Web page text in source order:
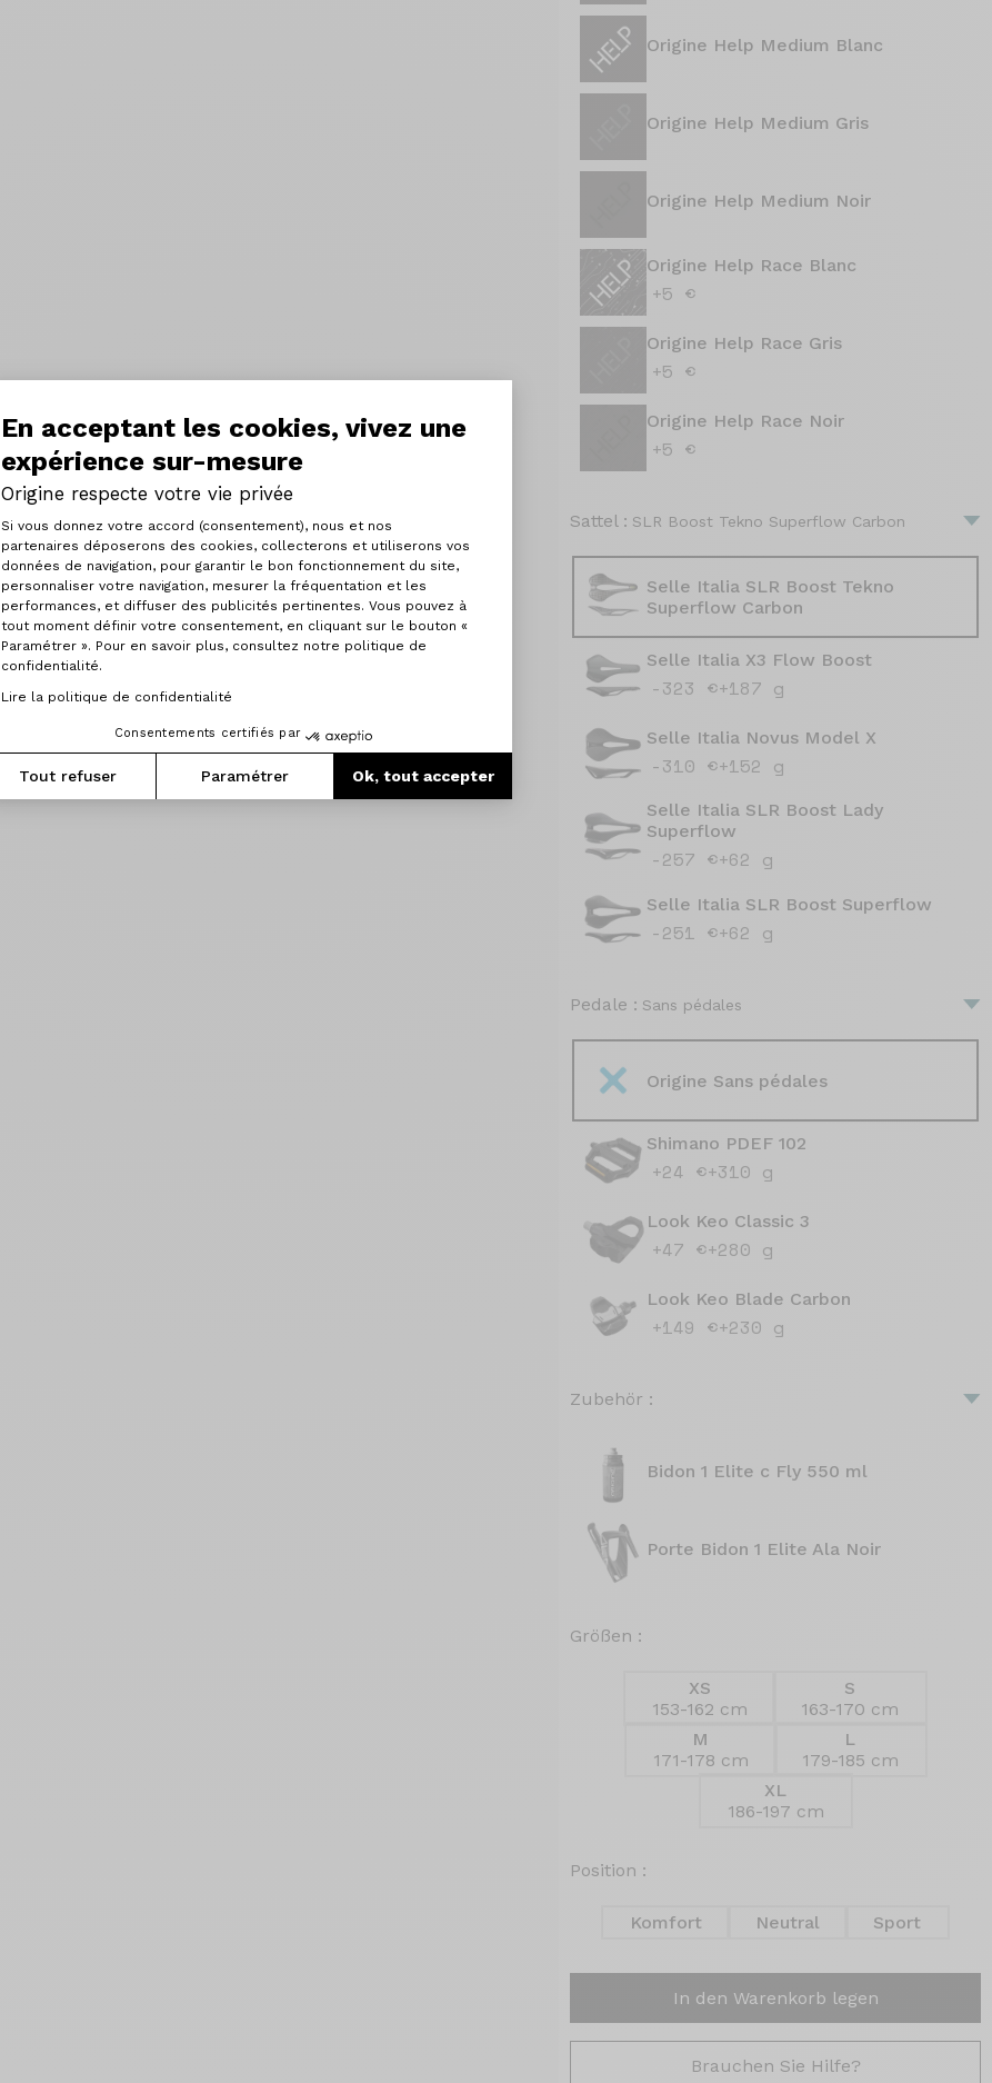
En acceptant les cookies, vivez une
expérience sur-mesure
Origine respecte votre vie privée
Plateforme de Gestion du Consentement : Personnalisez vos Options
Si vous donnez votre accord (consentement), nous et nos
partenaires déposerons des cookies, collecterons et utiliserons vos
données de navigation, pour garantir le bon fonctionnement du site,
personnaliser votre navigation, mesurer la fréquentation et les
performances, et diffuser des publicités pertinentes. Vous pouvez à
tout moment définir votre consentement, en cliquant sur le bouton «
Paramétrer ». Pour en savoir plus, consultez notre politique de
confidentialité.
Lire la politique de confidentialité
Consentements certifiés par
Tout refuser Paramétrer Ok, tout accepter
Axeptio consent
Origine Help Medium Blanc
Origine Help Medium Gris
Origine Help Medium Noir
Origine Help Race Blanc
+5 €
Origine Help Race Gris
+5 €
Origine Help Race Noir
+5 €
Sattel : SLR Boost Tekno Superflow Carbon
Selle Italia SLR Boost Tekno
Superflow Carbon
Selle Italia X3 Flow Boost
-323 €+187 g
Selle Italia Novus Model X
-310 €+152 g
Selle Italia SLR Boost Lady
Superflow
-257 €+62 g
Selle Italia SLR Boost Superflow
-251 €+62 g
Pedale : Sans pédales
Origine Sans pédales
Shimano PDEF 102
+24 €+310 g
Look Keo Classic 3
+47 €+280 g
Look Keo Blade Carbon
+149 €+230 g
Zubehör :
Bidon 1 Elite c Fly 550 ml
Porte Bidon 1 Elite Ala Noir
Größen :
XS
153-162 cm
S
163-170 cm
M
171-178 cm
L
179-185 cm
XL
186-197 cm
Position :
Komfort Neutral Sport
In den Warenkorb legen
Brauchen Sie Hilfe?